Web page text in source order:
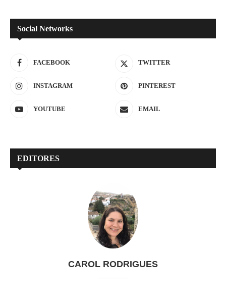
Social Networks
FACEBOOK TWITTER
INSTAGRAM PINTEREST
YOUTUBE EMAIL
EDITORES
CAROL RODRIGUES